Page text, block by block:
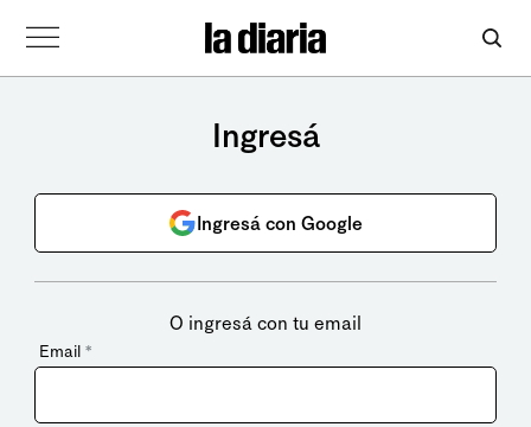
Ingresá
Ingresá con Google
O ingresá con tu email
Email *